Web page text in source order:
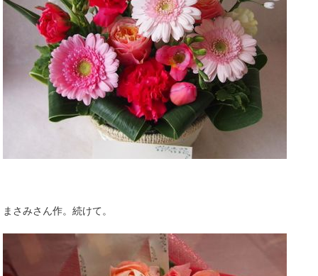
まさみさん作。続けて。